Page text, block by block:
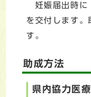
妊娠届出時に
を交付します
す。
助成方法
県内協力医